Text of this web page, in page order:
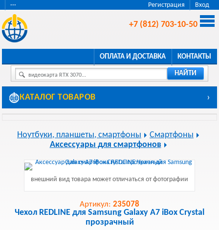
Регистрация Вход
···
+7 (812) 703-10-50
ОПЛАТА И ДОСТАВКА КОНТАКТЫ
видеокарта RTX 3070... НАЙТИ
КАТАЛОГ ТОВАРОВ ›
Ноутбуки, планшеты, смартфоны
Смартфоны
Аксессуары для смартфонов
внешний вид товара может отличаться от фотографии
Артикул: 235078
Чехол REDLINE для Samsung Galaxy A7 iBox Crystal
прозрачный